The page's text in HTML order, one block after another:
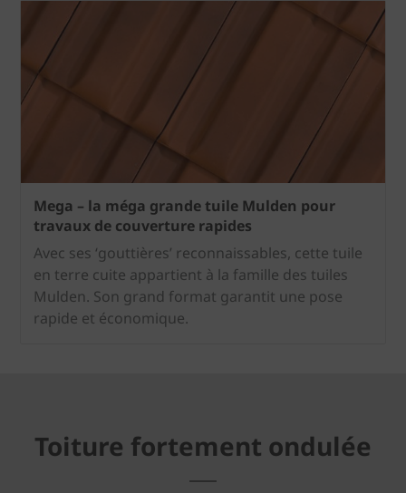
Mega – la méga grande tuile Mulden pour
travaux de couverture rapides
Avec ses ‘gouttières’ reconnaissables, cette tuile
en terre cuite appartient à la famille des tuiles
Mulden. Son grand format garantit une pose
rapide et économique.
Toiture fortement ondulée